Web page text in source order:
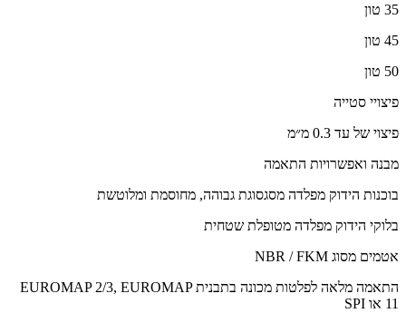
35 טון
45 טון
50 טון
פיצויי סטייה
פיצוי של עד 0.3 מ״מ
מבנה ואפשרויות התאמה
בוכנות הידוק מפלדה מסגסוגת גבוהה, מחוסמת ומלוטשת
בלוקי הידוק מפלדה מטופלת שטחית
אטמים מסוג NBR / FKM
התאמה מלאה לפלטות מכונה בתבנית EUROMAP 2/3, EUROMAP
11 או SPI